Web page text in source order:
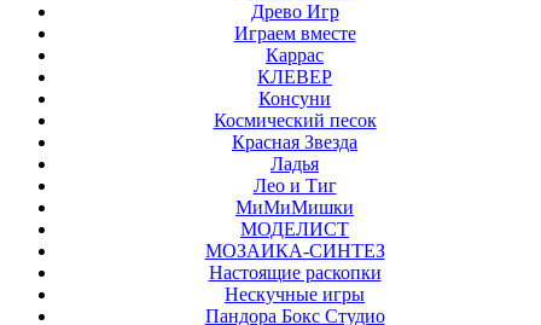
Древо Игр
Играем вместе
Каррас
КЛЕВЕР
Консуни
Космический песок
Красная Звезда
Ладья
Лео и Тиг
МиМиМишки
МОДЕЛИСТ
МОЗАИКА-СИНТЕЗ
Настоящие раскопки
Нескучные игры
Пандора Бокс Студио